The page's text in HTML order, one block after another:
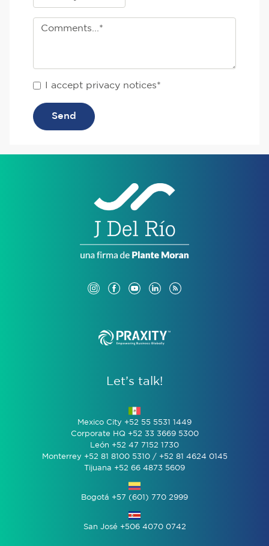
I accept privacy notices*
Send
Let’s talk!
Mexico City +52 55 5531 1449
Corporate HQ +52 33 3669 5300
León +52 47 7152 1730
Monterrey +52 81 8100 5310 / +52 81 4624 0145
Tijuana +52 66 4873 5609
Bogotá +57 (601) 770 2999
San José +506 4070 0742